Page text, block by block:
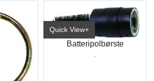
Quick View+
Batteripolbørste
.